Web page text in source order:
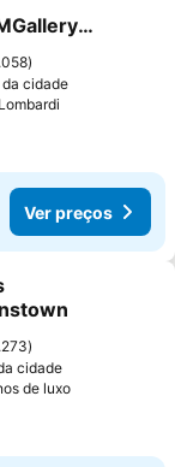
favoritos
cidade
Ver preços
favoritos
cidade
de luxoVer preços